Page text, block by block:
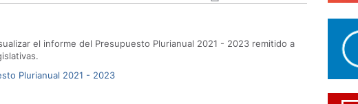
el informe del Presupuesto Plurianual 2021 - 2023 remitido a
Plurianual 2021 - 2023